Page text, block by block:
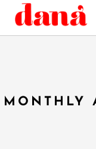
MONTHLY